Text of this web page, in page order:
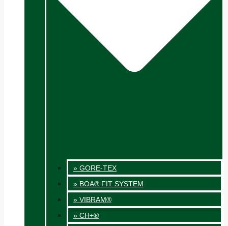
» GORE-TEX
» BOA® FIT SYSTEM
» VIBRAM®
» CH+®